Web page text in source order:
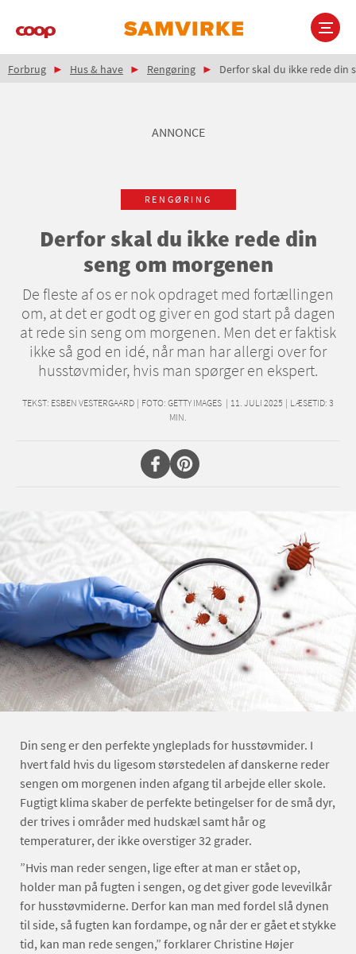
Main
Brødkrumme
Forbrug Hus & have Rengøring Derfor skal du ikke rede din
ANNONCE
RENGØRING
Derfor skal du ikke rede din
seng om morgenen
De fleste af os er nok opdraget med fortællingen
om, at det er godt og giver en god start på dagen
at rede sin seng om morgenen. Men det er faktisk
ikke så god en idé, når man har allergi over for
husstøvmider, hvis man spørger en ekspert.
TEKST: ESBEN VESTERGAARD | FOTO: GETTY IMAGES | 11. JULI 2025 | LÆSETID: 3
MIN.
Din seng er den perfekte yngleplads for husstøvmider. I
hvert fald hvis du ligesom størstedelen af danskerne reder
sengen om morgenen inden afgang til arbejde eller skole.
Fugtigt klima skaber de perfekte betingelser for de små dyr,
der trives i områder med hudskæl samt hår og
temperaturer, der ikke overstiger 32 grader.
”Hvis man reder sengen, lige efter at man er stået op,
holder man på fugten i sengen, og det giver gode levevilkår
for husstøvmiderne. Derfor kan man med fordel slå dynen
til side, så fugten kan fordampe, og når der er gået et stykke
tid, kan man rede sengen,” forklarer Christine Højer